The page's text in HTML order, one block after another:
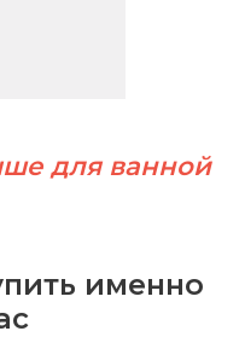
для ванной
именно